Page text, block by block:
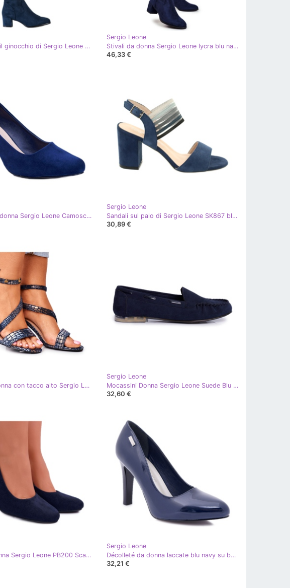
Stivali sopra il ginocchio di Sergio Leone blu navy blu
Sergio Leone
Stivali da donna Sergio Leone lycra blu navy KZ281
46,33 €
Décolleté da donna Sergio Leone Camoscio Blu Navy Orsola
Sergio Leone
Sandali sul palo di Sergio Leone SK867 blu navy
30,89 €
Sandali da donna con tacco alto Sergio Leone Navy Blue Husk SK870 blu navy
Sergio Leone
Mocassini Donna Sergio Leone Suede Blu Navy MK722
32,60 €
Décolleté Donna Sergio Leone PB200 Scamosciato Blu Navy Selva
Sergio Leone
Décolleté da donna laccate blu navy su barra Sergio Leone Campbell
32,21 €